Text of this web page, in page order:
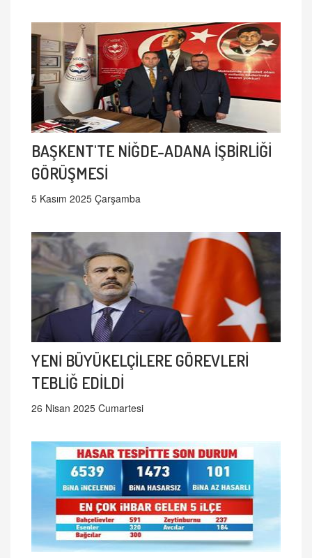
BAŞKENT'TE NİĞDE-ADANA İŞBİRLİĞİ
GÖRÜŞMESİ
5 Kasım 2025 Çarşamba
YENİ BÜYÜKELÇİLERE GÖREVLERİ
TEBLİĞ EDİLDİ
26 Nisan 2025 Cumartesi